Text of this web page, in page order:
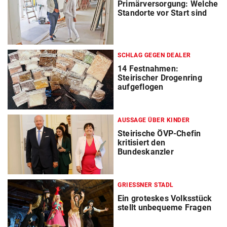
Primärversorgung: Welche
Standorte vor Start sind
SCHLAG GEGEN DEALER
14 Festnahmen:
Steirischer Drogenring
aufgeflogen
AUSSAGE ÜBER KINDER
Steirische ÖVP-Chefin
kritisiert den
Bundeskanzler
GRIESSNER STADL
Ein groteskes Volksstück
stellt unbequeme Fragen